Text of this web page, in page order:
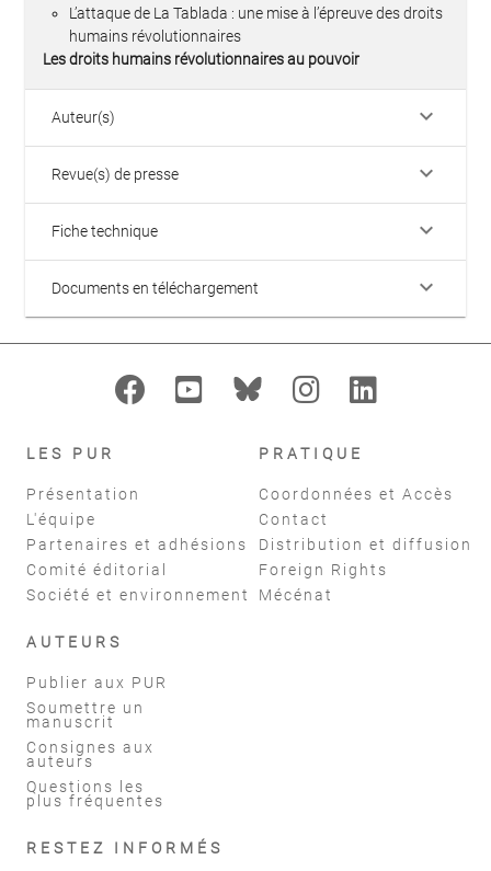
L’attaque de La Tablada : une mise à l’épreuve des droits
humains révolutionnaires
Les droits humains révolutionnaires au pouvoir
Auteur(s) keyboard_arrow_down
Revue(s) de presse keyboard_arrow_down
Fiche technique keyboard_arrow_down
Documents en téléchargement keyboard_arrow_down
LES PUR
Présentation
L'équipe
Partenaires et adhésions
Comité éditorial
Société et environnement
PRATIQUE
Coordonnées et Accès
Contact
Distribution et diffusion
Foreign Rights
Mécénat
AUTEURS
Publier aux PUR
Soumettre un
manuscrit
Consignes aux
auteurs
Questions les
plus fréquentes
RESTEZ INFORMÉS